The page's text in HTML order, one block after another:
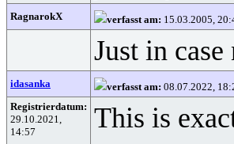
RagnarokX verfasst am: 15.03.2005,
Just in
idasanka verfasst am: 08.07.2022,
Registrierdatum:
29.10.2021,
14:57
This is